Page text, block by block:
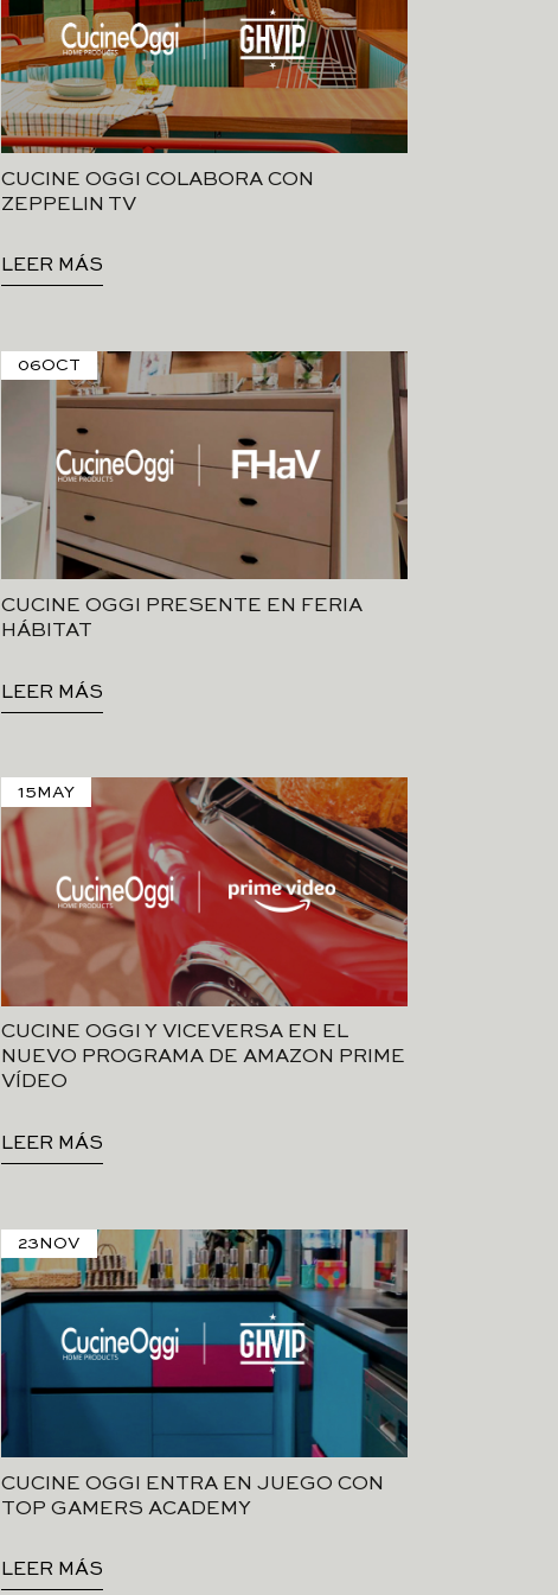
CUCINE OGGI COLABORA CON
ZEPPELIN TV
LEER MÁS
CUCINE OGGI PRESENTE EN FERIA
HÁBITAT
LEER MÁS
06OCT
CUCINE OGGI Y VICEVERSA EN EL
NUEVO PROGRAMA DE AMAZON PRIME
VÍDEO
LEER MÁS
15MAY
CUCINE OGGI ENTRA EN JUEGO CON
TOP GAMERS ACADEMY
LEER MÁS
23NOV